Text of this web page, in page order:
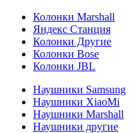
Колонки Marshall
Яндекс Станция
Колонки Другие
Колонки Bose
Колонки JBL
Наушники Samsung
Наушники XiaoMi
Наушники Marshall
Наушники другие